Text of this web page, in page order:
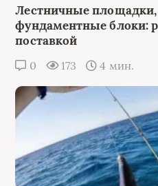
Лестничные площадки,
фундаментные блоки:
поставкой
0 173 4 мин.